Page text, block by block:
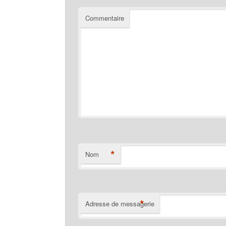
Commentaire
Nom *
Adresse de messagerie
*